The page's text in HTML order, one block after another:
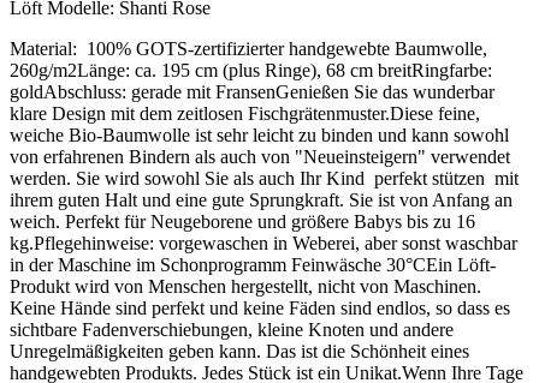
Löft Modelle: Shanti Rose
Material: 100% GOTS-zertifizierter handgewebte Baumwolle,
260g/m2Länge: ca. 195 cm (plus Ringe), 68 cm breitRingfarbe:
goldAbschluss: gerade mit FransenGenießen Sie das wunderbar
klare Design mit dem zeitlosen Fischgrätenmuster.Diese feine,
weiche Bio-Baumwolle ist sehr leicht zu binden und kann sowohl
von erfahrenen Bindern als auch von "Neueinsteigern" verwendet
werden. Sie wird sowohl Sie als auch Ihr Kind perfekt stützen mit
ihrem guten Halt und eine gute Sprungkraft. Sie ist von Anfang an
weich. Perfekt für Neugeborene und größere Babys bis zu 16
kg.Pflegehinweise: vorgewaschen in Weberei, aber sonst waschbar
in der Maschine im Schonprogramm Feinwäsche 30°CEin Löft-
Produkt wird von Menschen hergestellt, nicht von Maschinen.
Keine Hände sind perfekt und keine Fäden sind endlos, so dass es
sichtbare Fadenverschiebungen, kleine Knoten und andere
Unregelmäßigkeiten geben kann. Das ist die Schönheit eines
handgewebten Produkts. Jedes Stück ist ein Unikat.Wenn Ihre Tage